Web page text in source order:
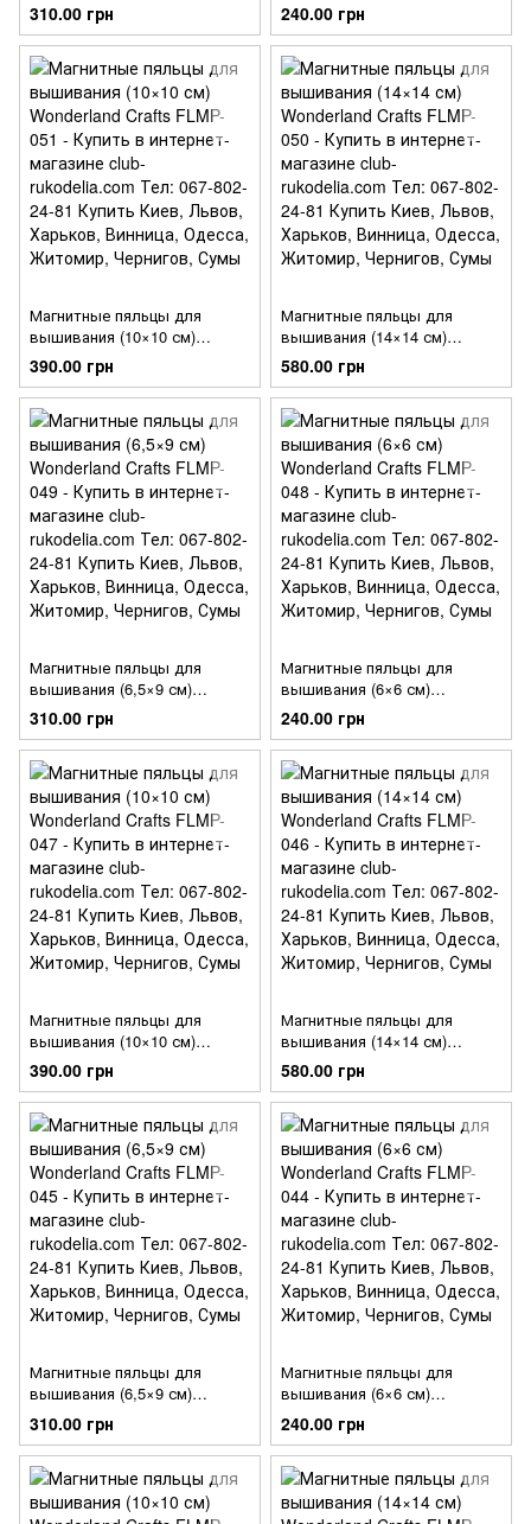
Wonderland Crafts FLMP-053
310.00 грн Wonderland Crafts FLMP-052
240.00 грн
Магнитные пяльцы для
вышивания (10×10 см)
Wonderland Crafts FLMP-051
390.00 грн
Магнитные пяльцы для
вышивания (14×14 см)
Wonderland Crafts FLMP-050
580.00 грн
Магнитные пяльцы для
вышивания (6,5×9 см)
Wonderland Crafts FLMP-049
310.00 грн
Магнитные пяльцы для
вышивания (6×6 см)
Wonderland Crafts FLMP-048
240.00 грн
Магнитные пяльцы для
вышивания (10×10 см)
Wonderland Crafts FLMP-047
390.00 грн
Магнитные пяльцы для
вышивания (14×14 см)
Wonderland Crafts FLMP-046
580.00 грн
Магнитные пяльцы для
вышивания (6,5×9 см)
Wonderland Crafts FLMP-045
310.00 грн
Магнитные пяльцы для
вышивания (6×6 см)
Wonderland Crafts FLMP-044
240.00 грн